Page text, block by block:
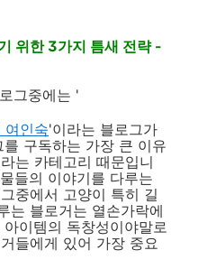
위한 3가지 틈새 전략 -
그중에는 '
여인숙'이라는 블로그가
구독하는 가장 큰 이유
는 카테고리 때문입니
들의 이야기를 다루는
중에서 고양이 특히 길
는 블로거는 열손가락에
이템의 독창성이야말로
들에게 있어 가장 중요